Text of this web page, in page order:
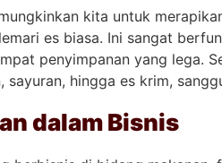
kita untuk
es biasa. Ini sangat
penyimpanan yang lega.
sayuran, hingga es krim,
dalam Bisnis